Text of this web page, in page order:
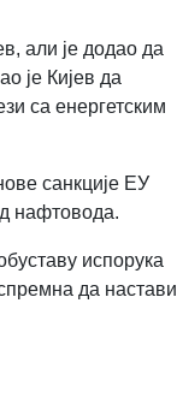
али је додао да
је Кијев да
са енергетским
санкције ЕУ
нафтовода.
испорука
да настави